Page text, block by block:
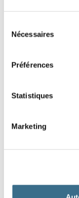
Nécessaires
Préférences
Statistiques
Marketing
expression above.
premières de l'année.
à
euros le kilo.